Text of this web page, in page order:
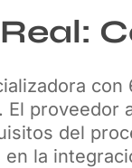
El proveedor
del
la